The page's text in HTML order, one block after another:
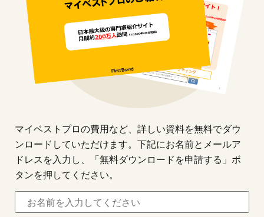
マイベストプロの費用など、詳しい資料を無料でダウ
ンロードしていただけます。下記にお名前とメールア
ドレスを入力し、「無料ダウンロードを申請する」ボ
タンを押してください。